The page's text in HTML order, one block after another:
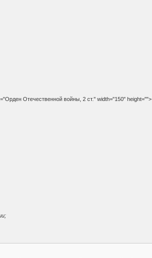
Отечественной войны, 2 ст." width="150" height="">